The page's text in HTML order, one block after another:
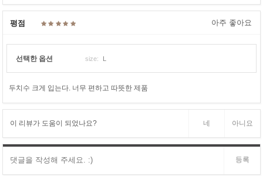
평점 아주 좋아요
선택한 옵션 size: L
두치수 크게 입는다. 너무 편하고 따뜻한 제품
이 리뷰가 도움이 되었나요? 네 아니요
등록